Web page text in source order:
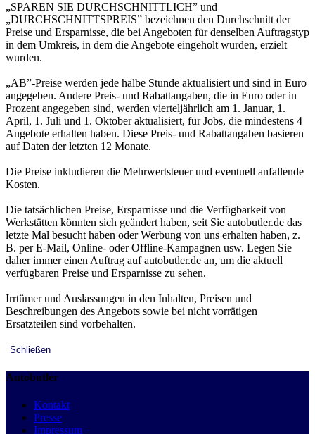
„SPAREN SIE DURCHSCHNITTLICH” und
„DURCHSCHNITTSPREIS” bezeichnen den Durchschnitt der
Preise und Ersparnisse, die bei Angeboten für denselben Auftragstyp
in dem Umkreis, in dem die Angebote eingeholt wurden, erzielt
wurden.
„AB”-Preise werden jede halbe Stunde aktualisiert und sind in Euro
angegeben. Andere Preis- und Rabattangaben, die in Euro oder in
Prozent angegeben sind, werden vierteljährlich am 1. Januar, 1.
April, 1. Juli und 1. Oktober aktualisiert, für Jobs, die mindestens 4
Angebote erhalten haben. Diese Preis- und Rabattangaben basieren
auf Daten der letzten 12 Monate.
Die Preise inkludieren die Mehrwertsteuer und eventuell anfallende
Kosten.
Die tatsächlichen Preise, Ersparnisse und die Verfügbarkeit von
Werkstätten könnten sich geändert haben, seit Sie autobutler.de das
letzte Mal besucht haben oder Werbung von uns erhalten haben, z.
B. per E-Mail, Online- oder Offline-Kampagnen usw. Legen Sie
daher immer einen Auftrag auf autobutler.de an, um die aktuell
verfügbaren Preise und Ersparnisse zu sehen.
Irrtümer und Auslassungen in den Inhalten, Preisen und
Beschreibungen des Angebots sowie bei nicht vorrätigen
Ersatzteilen sind vorbehalten.
Schließen
Autobutler
Kontakt
Presse
Impressum